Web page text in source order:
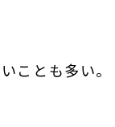
ことも多い。